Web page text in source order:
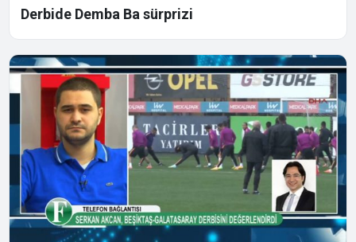
Derbide Demba Ba sürprizi